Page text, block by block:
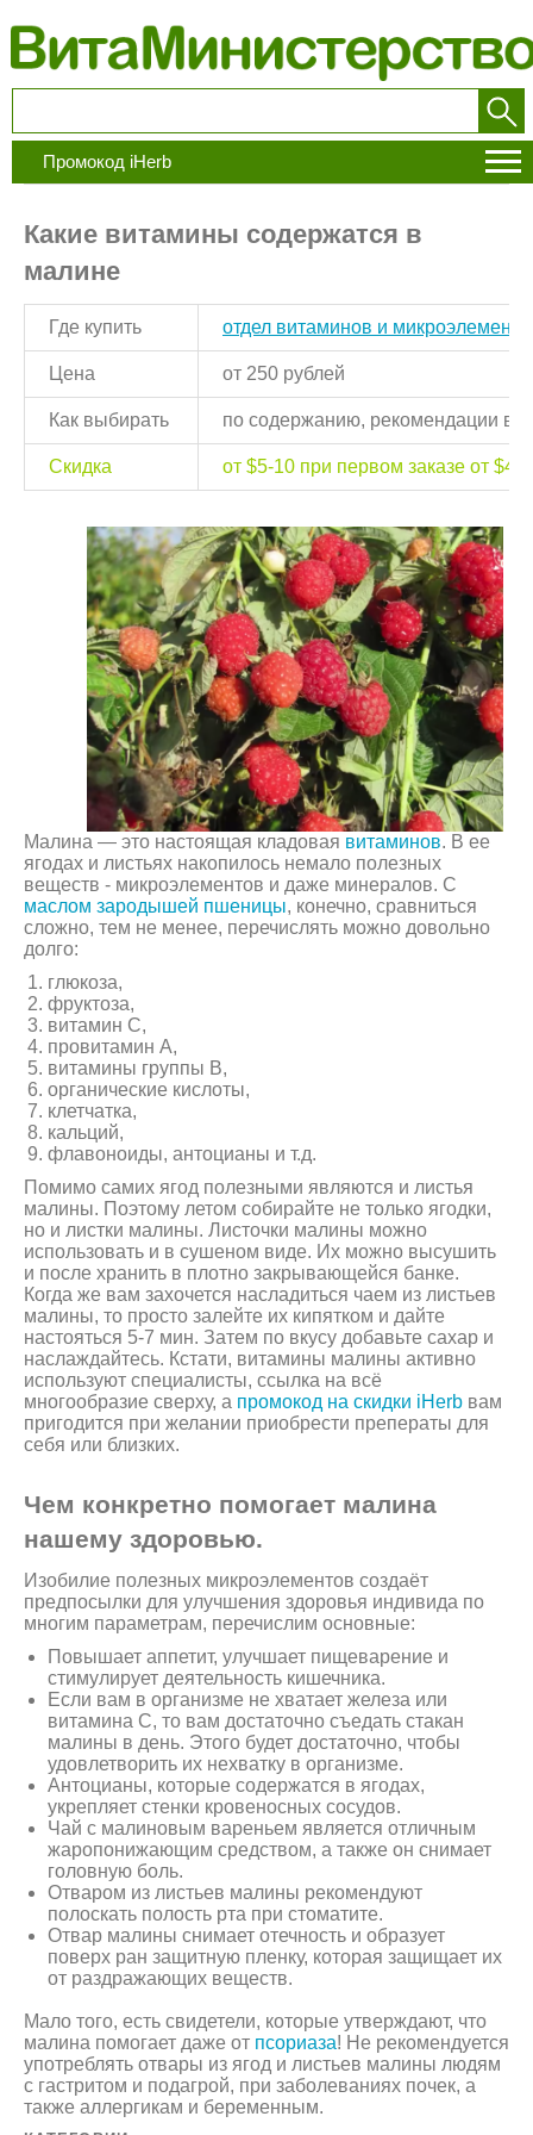
Промокод iHerb
Какие витамины содержатся в
малине
Где купить отдел витаминов и
Цена от 250 рублей
Как выбирать по содержанию, рекомендации
Скидка от $5-10 при первом заказе от
Малина — это настоящая кладовая витаминов. В ее
ягодах и листьях накопилось немало полезных
веществ - микроэлементов и даже минералов. С
маслом зародышей пшеницы, конечно, сравниться
сложно, тем не менее, перечислять можно довольно
долго:
глюкоза,
фруктоза,
витамин C,
провитамин A,
витамины группы B,
органические кислоты,
клетчатка,
кальций,
флавоноиды, антоцианы и т.д.
Помимо самих ягод полезными являются и листья
малины. Поэтому летом собирайте не только ягодки,
но и листки малины. Листочки малины можно
использовать и в сушеном виде. Их можно высушить
и после хранить в плотно закрывающейся банке.
Когда же вам захочется насладиться чаем из листьев
малины, то просто залейте их кипятком и дайте
настояться 5-7 мин. Затем по вкусу добавьте сахар и
наслаждайтесь. Кстати, витамины малины активно
используют специалисты, ссылка на всё
многообразие сверху, а промокод на скидки iHerb вам
пригодится при желании приобрести преператы для
себя или близких.
Чем конкретно помогает малина
нашему здоровью.
Изобилие полезных микроэлементов создаёт
предпосылки для улучшения здоровья индивида по
многим параметрам, перечислим основные:
Повышает аппетит, улучшает пищеварение и
стимулирует деятельность кишечника.
Если вам в организме не хватает железа или
витамина С, то вам достаточно съедать стакан
малины в день. Этого будет достаточно, чтобы
удовлетворить их нехватку в организме.
Антоцианы, которые содержатся в ягодах,
укрепляет стенки кровеносных сосудов.
Чай с малиновым вареньем является отличным
жаропонижающим средством, а также он снимает
головную боль.
Отваром из листьев малины рекомендуют
полоскать полость рта при стоматите.
Отвар малины снимает отечность и образует
поверх ран защитную пленку, которая защищает их
от раздражающих веществ.
Мало того, есть свидетели, которые утверждают, что
малина помогает даже от псориаза! Не рекомендуется
употреблять отвары из ягод и листьев малины людям
с гастритом и подагрой, при заболеваниях почек, а
также аллергикам и беременным.